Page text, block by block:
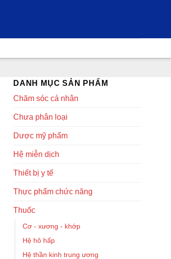
DANH MỤC SẢN PHẨM
Chăm sóc cá nhân
Chưa phân loại
Dược mỹ phẩm
Hệ miễn dịch
Thiết bị y tế
Thực phẩm chức năng
Thuốc
Cơ - xương - khớp
Hệ hô hấp
Hệ thần kinh trung ương